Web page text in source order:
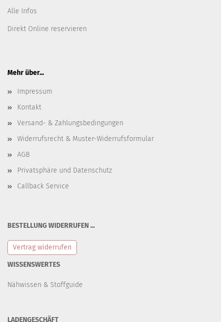
Alle Infos
Direkt Online reservieren
Mehr über...
Impressum
Kontakt
Versand- & Zahlungsbedingungen
Widerrufsrecht & Muster-Widerrufsformular
AGB
Privatsphäre und Datenschutz
Callback Service
BESTELLUNG WIDERRUFEN ...
Vertrag widerrufen
WISSENSWERTES
Nähwissen & Stoffguide
LADENGESCHÄFT